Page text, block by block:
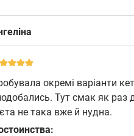
окремі варіанти
Тут смак як
не така вже й нудна.